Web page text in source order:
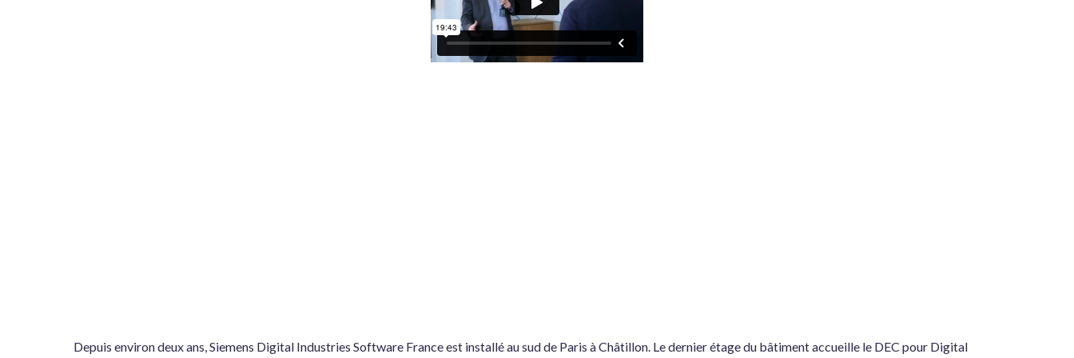
Depuis environ deux ans, Siemens Digital Industries Software France est installé au sud de Paris à Châtillon. Le dernier étage du bâtiment accueille le DEC pour Digital